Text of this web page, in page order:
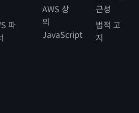
파
AWS 상
의
JavaScript
근성
법적 고
지